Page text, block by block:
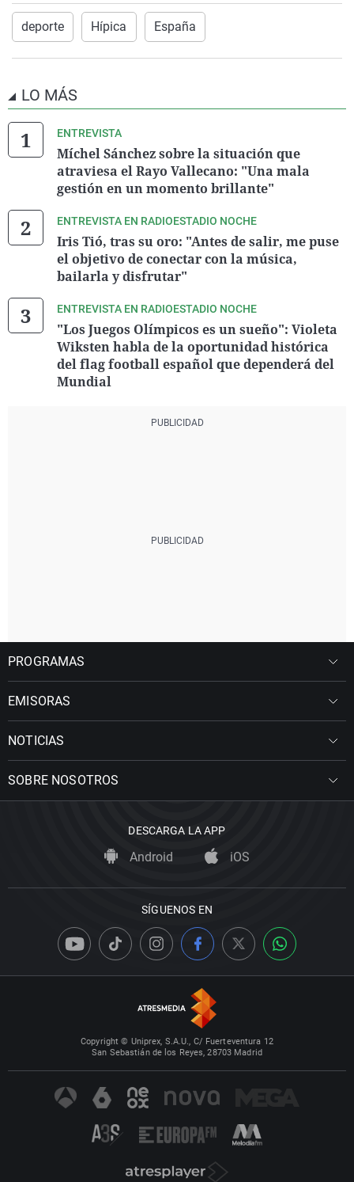
deporte Hípica España
LO MÁS
ENTREVISTA
Míchel Sánchez sobre la situación que
atraviesa el Rayo Vallecano: "Una mala
gestión en un momento brillante"
ENTREVISTA EN RADIOESTADIO NOCHE
Iris Tió, tras su oro: "Antes de salir, me puse
el objetivo de conectar con la música,
bailarla y disfrutar"
ENTREVISTA EN RADIOESTADIO NOCHE
"Los Juegos Olímpicos es un sueño": Violeta
Wiksten habla de la oportunidad histórica
del flag football español que dependerá del
Mundial
PROGRAMAS
EMISORAS
NOTICIAS
SOBRE NOSOTROS
DESCARGA LA APP
Android iOS
SÍGUENOS EN
Copyright © Uniprex, S.A.U., C/ Fuerteventura 12
San Sebastián de los Reyes, 28703 Madrid